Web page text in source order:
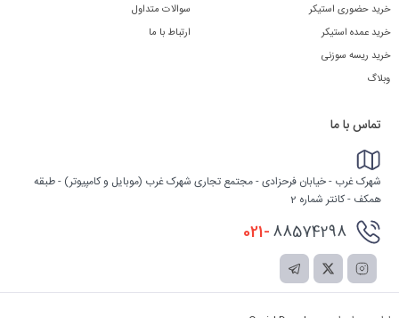
خرید حضوری استیکر
خرید عمده استیکر
خرید ریسه سوزنی
وبلاگ
سوالات متداول
ارتباط با ما
تماس با ما
شهرک غرب - خیابان فرحزادی - مجتمع تجاری شهرک غرب (موبایل و کامپیوتر) - طبقه
همکف - کانتر شماره 2
021-88574298